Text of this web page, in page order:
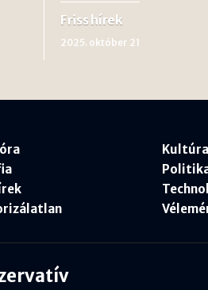
Friss hírek
2025. október 21